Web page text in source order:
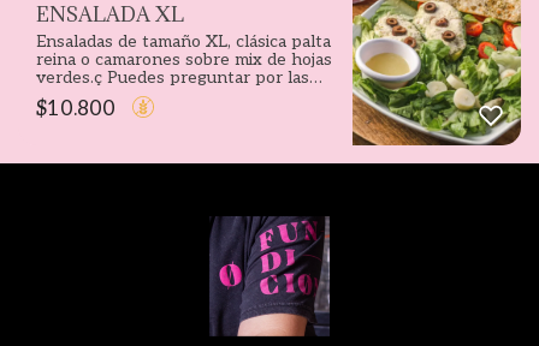
ENSALADA XL
Ensaladas de tamaño XL, clásica palta
reina o camarones sobre mix de hojas
verdes.ç Puedes preguntar por las
variedados que tenemos cada día.
$10.800